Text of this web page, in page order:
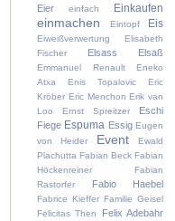
Eier einfach Einkaufen
einmachen Eintopf Eis
Eiweißverwertung
Elisabeth
Fischer
Elsass Elsaß
Emmanuel Renault
Eneko
Atxa
Enis Topalovic
Eric
Kröber Eric Menchon Erik van
Loo
Ernst Spreitzer
Eschi
Fiege Espuma Essig Eugen
von Heider
Event
Ewald
Plachutta Fabian Beck Fabian
Höckenreiner
Fabian
Rastorfer
Fabio Haebel
Fabrice Kieffer Familie Geisel
Felicitas Then
Felix Adebahr